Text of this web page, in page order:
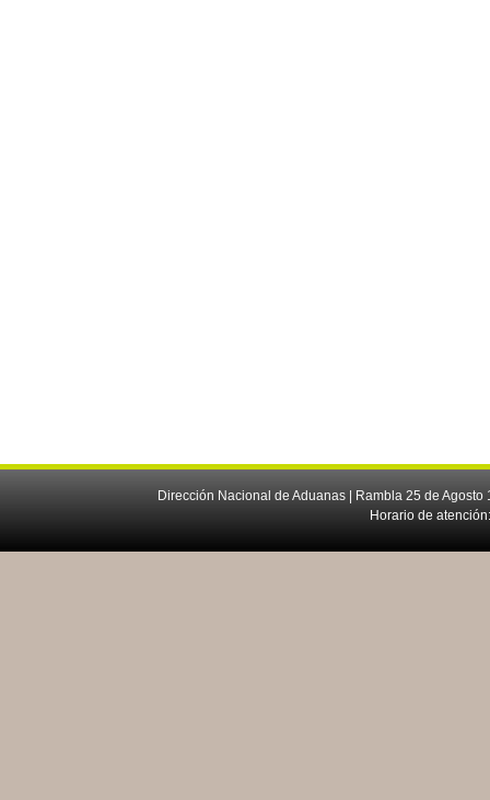
Dirección Nacional de Aduanas | Rambla 25 de
Horario de